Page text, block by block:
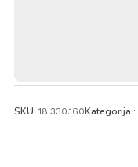
SKU: 18.330.160Kategorija :